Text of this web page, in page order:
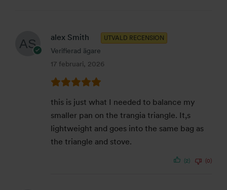
alex Smith
Verifierad ägare
UTVALD RECENSION
17 februari, 2026
this is just what I needed to balance my
smaller pan on the trangia triangle. It,s
lightweight and goes into the same bag as
the triangle and stove.
(2) (0)